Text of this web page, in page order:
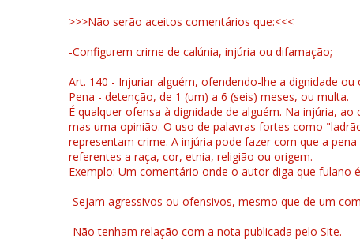
>>>Não serão aceitos comentários que:<<<
-Configurem crime de calúnia, injúria ou difamação;
Art. 140 - Injuriar alguém, ofendendo-lhe a dignidade ou
Pena - detenção, de 1 (um) a 6 (seis) meses, ou multa.
É qualquer ofensa à dignidade de alguém. Na injúria,
mas uma opinião. O uso de palavras fortes como
representam crime. A injúria pode fazer com que a
referentes a raça, cor, etnia, religião ou origem.
Exemplo: Um comentário onde o autor diga que fulano
-Sejam agressivos ou ofensivos, mesmo que de um
-Não tenham relação com a nota publicada pelo Site.